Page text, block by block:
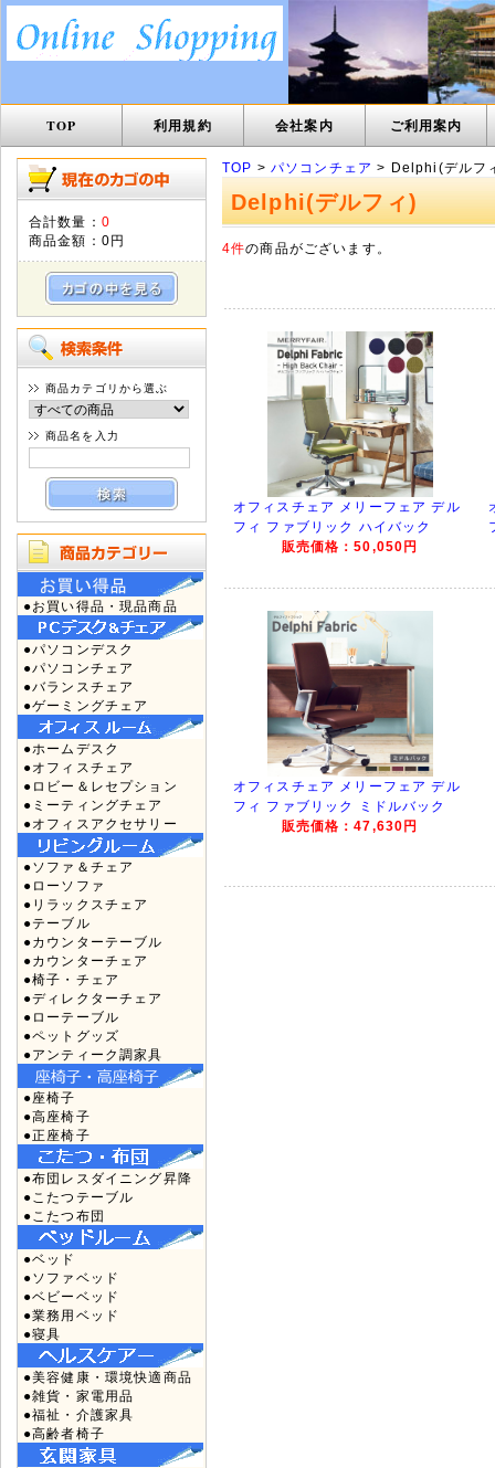
TOP 利用規約 会社案内 ご利用案内
合計数量： 0
商品金額： 0円
商品カテゴリから選ぶ
商品名を入力
●お買い得品・現品商品
●パソコンデスク
●パソコンチェア
●バランスチェア
●ゲーミングチェア
●ホームデスク
●オフィスチェア
●ロビー＆レセプション
●ミーティングチェア
●オフィスアクセサリー
●ソファ＆チェア
●ローソファ
●リラックスチェア
●テーブル
●カウンターテーブル
●カウンターチェア
●椅子・チェア
●ディレクターチェア
●ローテーブル
●ペットグッズ
●アンティーク調家具
●座椅子
●高座椅子
●正座椅子
●布団レスダイニング昇降
●こたつテーブル
●こたつ布団
●ベッド
●ソファベッド
●ベビーベッド
●業務用ベッド
●寝具
●美容健康・環境快適商品
●雑貨・家電用品
●福祉・介護家具
●高齢者椅子
TOP > パソコンチェア > Delphi(デルフ
Delphi(デルフィ)
4件の商品がございます。
オフィスチェア メリーフェア デル
フィ ファブリック ハイバック
販売価格：50,050円
オフィスチェア メリーフェア デル
フィ ファブリック ミドルバック
販売価格：47,630円